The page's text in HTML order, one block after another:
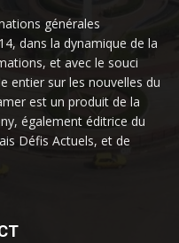
générales
dans la dynamique de la
et avec le souci
entier sur les nouvelles du
est un produit de la
également éditrice du
Défis Actuels, et de